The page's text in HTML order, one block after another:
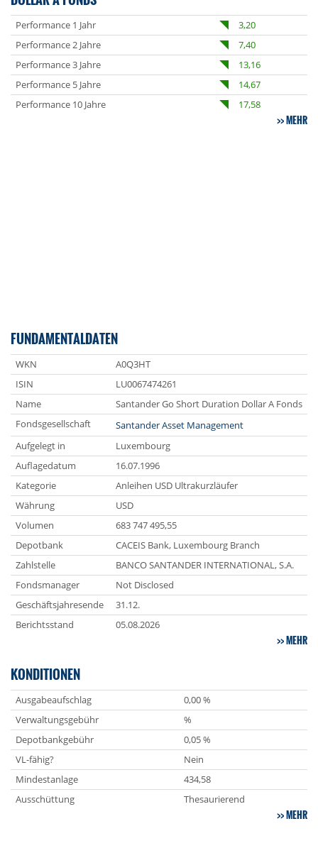
Performance 1 Jahr
3,20
Performance 2 Jahre
7,40
Performance 3 Jahre
13,16
Performance 5 Jahre
14,67
Performance 10 Jahre
17,58
MEHR
FUNDAMENTALDATEN
WKN
A0Q3HT
ISIN
LU0067474261
Name
Santander Go Short Duration Dollar A Fonds
Fondsgesellschaft
Santander Asset Management
Aufgelegt in
Luxembourg
Auflagedatum
16.07.1996
Kategorie
Anleihen USD Ultrakurzläufer
Währung
USD
Volumen
683 747 495,55
Depotbank
CACEIS Bank, Luxembourg Branch
Zahlstelle
BANCO SANTANDER INTERNATIONAL, S.A.
Fondsmanager
Not Disclosed
Geschäftsjahresende
31.12.
Berichtsstand
05.08.2026
MEHR
KONDITIONEN
Ausgabeaufschlag
0,00 %
Verwaltungsgebühr
%
Depotbankgebühr
0,05 %
VL-fähig?
Nein
Mindestanlage
434,58
Ausschüttung
Thesaurierend
MEHR